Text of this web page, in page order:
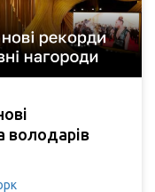
володарів